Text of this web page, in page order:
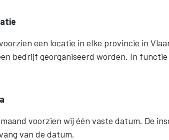
een locatie in elke provincie in
bedrijf georganiseerd worden. In
voorzien wij één vaste datum. De
van de datum.